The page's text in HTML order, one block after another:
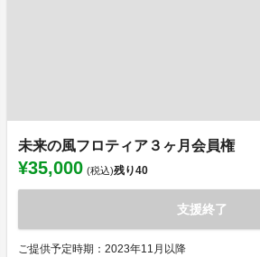
未来の風フロティア３ヶ月会員権
¥35,000 (税込)残り40
支援終了
ご提供予定時期：2023年11月以降